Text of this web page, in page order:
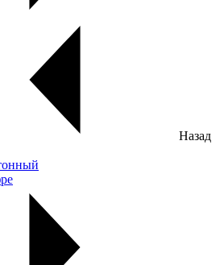
Назад